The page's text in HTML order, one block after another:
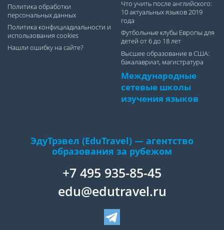
Политика обработки
персональных данных
Политика конфициадиальности и
использования cookies
Нашли ошибку на сайте?
Что учить после английского:
10 актуальных языков 2019
года
Футбольные клубы Европы для
детей от 6 до 18 лет
Высшее образование в США:
бакалавриат, магистратура
Международные
сетевые школы
изучения языков
ЭдуТрэвел (EduTravel) — агентство
образования за рубежом
+7 495 935-85-45
edu@edutravel.ru